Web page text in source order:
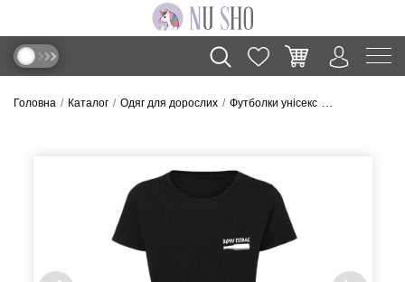
Головна Каталог Одяг для дорослих Футболки унісекс Футболка